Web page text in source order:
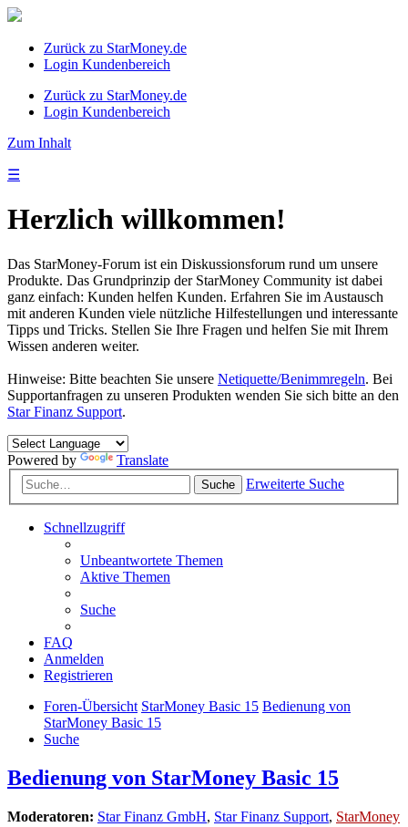
Zurück zu StarMoney.de
Login Kundenbereich
Zurück zu StarMoney.de
Login Kundenbereich
Zum Inhalt
☰
Herzlich willkommen!
Das StarMoney-Forum ist ein Diskussionsforum rund um unsere
Produkte. Das Grundprinzip der StarMoney Community ist dabei
ganz einfach: Kunden helfen Kunden. Erfahren Sie im Austausch
mit anderen Kunden viele nützliche Hilfestellungen und interessante
Tipps und Tricks. Stellen Sie Ihre Fragen und helfen Sie mit Ihrem
Wissen anderen weiter.
Hinweise: Bitte beachten Sie unsere Netiquette/Benimmregeln. Bei
Supportanfragen zu unseren Produkten wenden Sie sich bitte an den
Star Finanz Support.
Powered by Translate
Suche Erweiterte Suche
Schnellzugriff
Unbeantwortete Themen
Aktive Themen
Suche
FAQ
Anmelden
Registrieren
Foren-Übersicht StarMoney Basic 15 Bedienung von
StarMoney Basic 15
Suche
Bedienung von StarMoney Basic 15
Moderatoren: Star Finanz GmbH, Star Finanz Support, StarMoney